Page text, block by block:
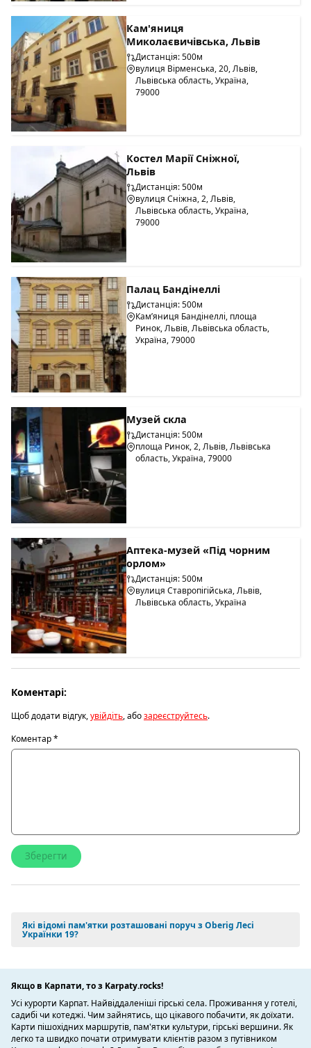
Кам'яниця
Миколаєвичівська, Львів
Дистанція: 500м
вулиця Вірменська, 20, Львів,
Львівська область, Україна,
79000
Костел Марії Сніжної,
Львів
Дистанція: 500м
вулиця Сніжна, 2, Львів,
Львівська область, Україна,
79000
Палац Бандінеллі
Дистанція: 500м
Кам’яниця Бандінеллі, площа
Ринок, Львів, Львівська область,
Україна, 79000
Музей скла
Дистанція: 500м
площа Ринок, 2, Львів, Львівська
область, Україна, 79000
Аптека-музей «Під чорним
орлом»
Дистанція: 500м
вулиця Ставропігійська, Львів,
Львівська область, Україна
Коментарі:
Щоб додати відгук,увійдіть, абозареєструйтесь.
Коментар*
Які відомі пам'ятки розташовані поруч з Oberig Лесі
Українки 19?
Якщо в Карпати, то з Karpaty.rocks!
Усі курорти Карпат. Найвіддаленіші гірські села. Проживання у готелі,
садибі чи котеджі. Чим зайнятись, що цікавого побачити, як доїхати.
Карти пішохідних маршрутів, пам'ятки культури, гірські вершини. Як
легко та швидко почати отримувати клієнтів разом з путівником